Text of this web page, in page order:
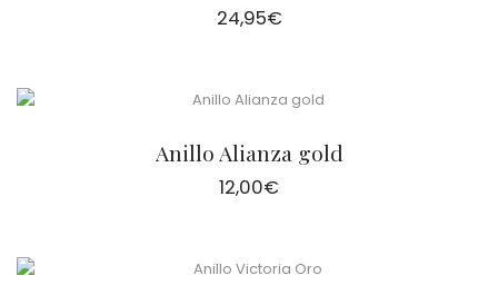
24,95€
Anillo Alianza gold
12,00€